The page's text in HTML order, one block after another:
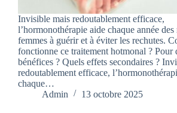
Invisible mais redoutablement efficace,
l’hormonothérapie aide chaque année
femmes à guérir et à éviter les rechutes.
fonctionne ce traitement hotmonal ? Pour
bénéfices ? Quels effets secondaires ?
redoutablement efficace,
chaque…
Admin
13 octobre 2025